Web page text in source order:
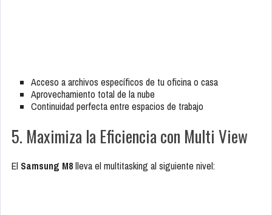
Acceso a archivos específicos de tu oficina o casa
Aprovechamiento total de la nube
Continuidad perfecta entre espacios de trabajo
5. Maximiza la Eficiencia con Multi View
El Samsung M8lleva el multitasking al siguiente nivel: